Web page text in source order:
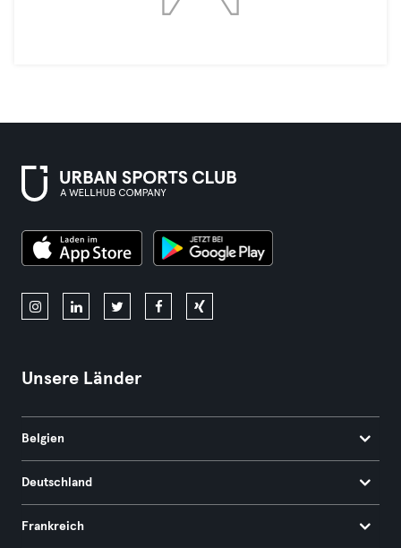
Unsere Länder
Belgien
Deutschland
Frankreich